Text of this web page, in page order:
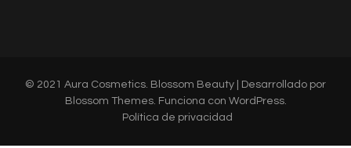
© 2021 Aura Cosmetics. Blossom Beauty | Desarrollado por
Blossom Themes. Funciona con WordPress.
Política de privacidad